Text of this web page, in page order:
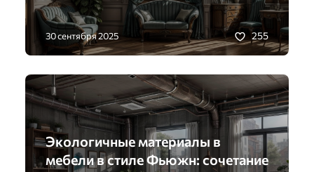
30 сентября 2025 255
Экологичные материалы в
мебели в стиле Фьюжн: сочетание